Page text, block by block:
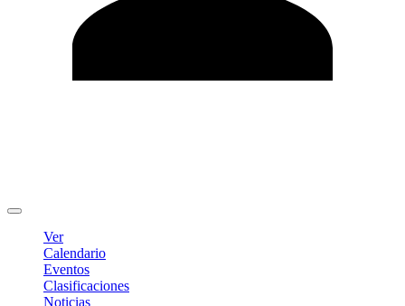
Ver
Calendario
Eventos
Clasificaciones
Noticias